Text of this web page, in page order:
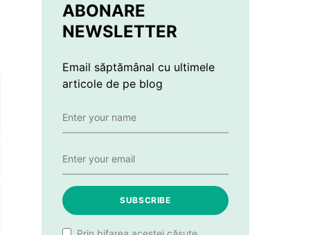
ABONARE
NEWSLETTER
Email săptămânal cu ultimele
articole de pe blog
SUBSCRIBE